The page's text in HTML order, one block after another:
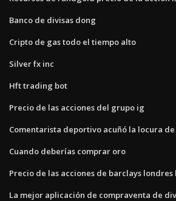
Banco de divisas dong
Cripto de gas todo el tiempo alto
Silver fx inc
Hft trading bot
Precio de las acciones del grupo ig
Comentarista deportivo acuñó la locura
Cuando deberías comprar oro
Precio de las acciones de barclays londres
La mejor aplicación de compraventa de